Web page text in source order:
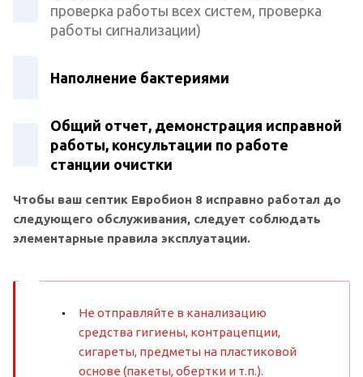
проверка работы всех систем, проверка
работы сигнализации)
Наполнение бактериями
Общий отчет, демонстрация исправной
работы, консультации по работе
станции очистки
Чтобы ваш септик Евробион 8 исправно работал до
следующего обслуживания, следует соблюдать
элементарные правила эксплуатации.
Не отправляйте в канализацию
средства гигиены, контрацепции,
сигареты, предметы на пластиковой
основе (пакеты, обертки и т.п.).